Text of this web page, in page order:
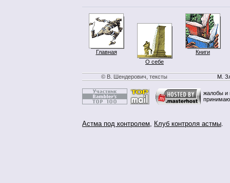
Главная
О себе
Книги
© В. Шендерович, тексты М.
жалобы и
Астма под контролем, Клуб контроля астмы.